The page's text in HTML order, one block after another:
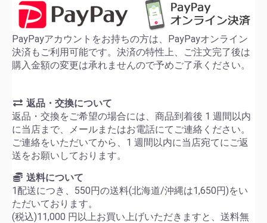
PayPayアカウントをお持ちの方は、PayPayオンライン
決済もご利用可能です。決済の特性上、ご注文完了後は
購入金額の変更は承れませんので予めご了承ください。
返品・交換について
返品・交換をご希望の場合には、商品到着後 1 週間以内
に当店まで、メールまたはお電話にてご連絡ください。
ご連絡をいただいてから、1 週間以内に当店宛てにご返
送をお願いしております。
送料について
1配送につき、550円の送料(北海道/沖縄は1,650円)をい
ただいております。
(税込)11,000 円以上お買い上げいただきますと、送料無